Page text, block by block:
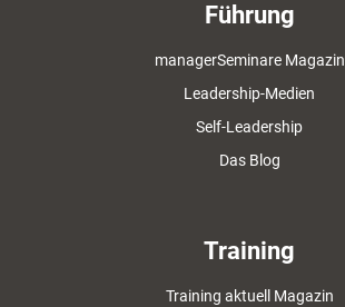
Führung
managerSeminare Magazin
Leadership-Medien
Self-Leadership
Das Blog
Training
Training aktuell Magazin